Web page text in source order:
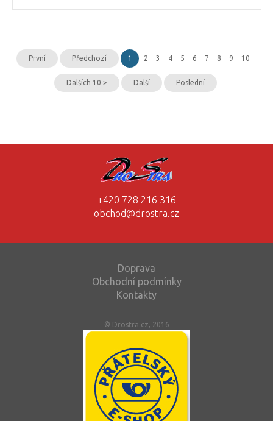
První Předchozí 1 2 3 4 5 6 7 8 9 10
Dalších 10 > Další Poslední
+420 728 216 316
obchod@drostra.cz
Doprava
Obchodní podmínky
Kontakty
© Drostra.cz, 2016